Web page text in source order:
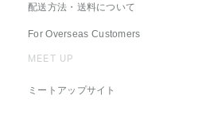
配送方法・送料について
For Overseas Customers
MEET UP
ミートアップサイト